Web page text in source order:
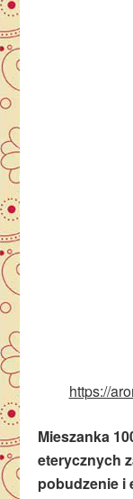
https://
Mieszanka
eterycznych
pobudzenie i